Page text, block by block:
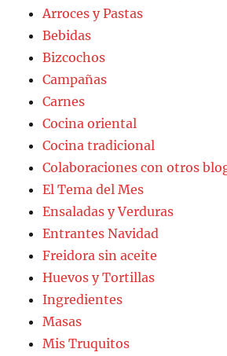
Arroces y Pastas
Bebidas
Bizcochos
Campañas
Carnes
Cocina oriental
Cocina tradicional
Colaboraciones con otros
El Tema del Mes
Ensaladas y Verduras
Entrantes Navidad
Freidora sin aceite
Huevos y Tortillas
Ingredientes
Masas
Mis Truquitos